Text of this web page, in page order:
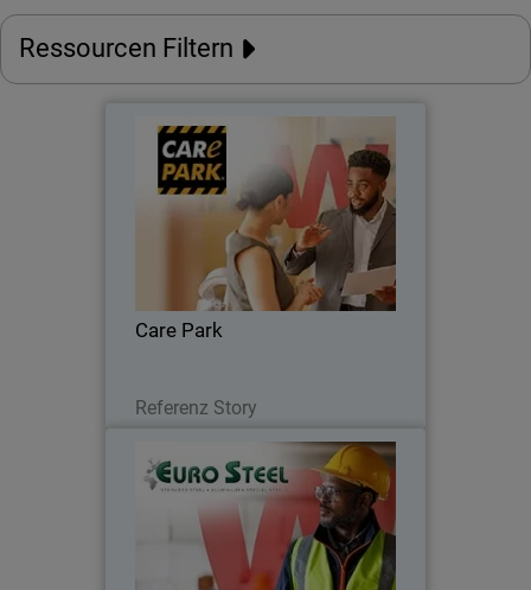
Ressourcen Filtern
Care Park
Referenz Story
Care Park reduced costs by 35%,
improved security integration, and
enhanced coverage across network,
endpoints, and servers.
Euro Steel
Moving from fragmented systems to a
unified security platform, Euro Steel
automated routine tasks and gained full